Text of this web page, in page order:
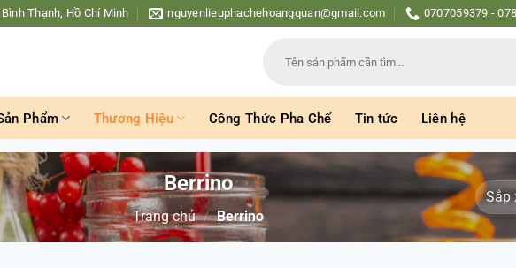
Thạnh, Hồ Chí Minh nguyenlieuphachehoangquan@gmail.com 0707059379 -
kiếm:
Phẩm Thương Hiệu Công Thức Pha Chế Tin tức Liên hệ
Berrino
Trang chủ / Berrino